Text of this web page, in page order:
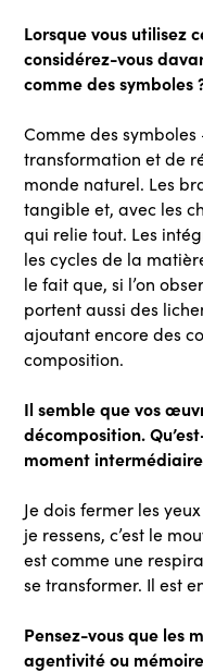
Lorsque vous utilisez
considérez-vous
comme des symboles
Comme des
transformation et de
monde naturel. Les
tangible et, avec les
qui relie tout. Les
les cycles de la
le fait que, si l’on
portent aussi des
ajoutant encore des
composition.
Il semble que vos
décomposition.
moment
Je dois fermer les
je ressens, c’est le
est comme une
se transformer. Il est
Pensez-vous que les
agentivité ou